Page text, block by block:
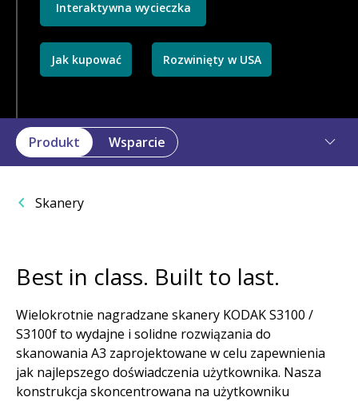
Interaktywna wycieczka
Jak kupować Rozwinięty w USA
Produkt Wsparcie
Skanery
Best in class. Built to last.
Wielokrotnie nagradzane skanery KODAK S3100 /
S3100f to wydajne i solidne rozwiązania do
skanowania A3 zaprojektowane w celu zapewnienia
jak najlepszego doświadczenia użytkownika. Nasza
konstrukcja skoncentrowana na użytkowniku